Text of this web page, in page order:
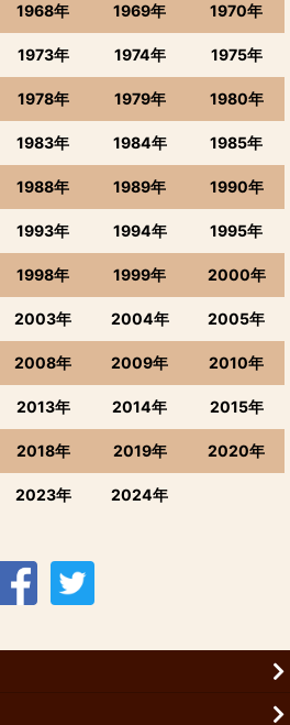
1968年 1969年 1970年
1973年 1974年 1975年
1978年 1979年 1980年
1983年 1984年 1985年
1988年 1989年 1990年
1993年 1994年 1995年
1998年 1999年 2000年
2003年 2004年 2005年
2008年 2009年 2010年
2013年 2014年 2015年
2018年 2019年 2020年
2023年 2024年